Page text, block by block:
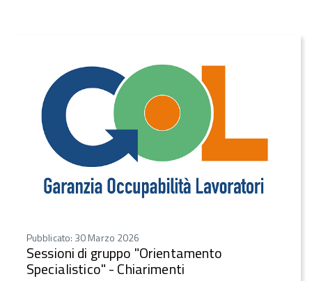
Pubblicato: 30 Marzo 2026
Sessioni di gruppo "Orientamento
Specialistico" - Chiarimenti